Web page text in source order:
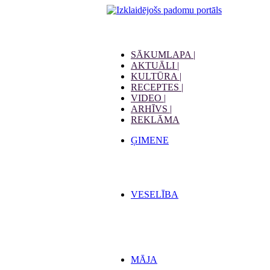
SĀKUMLAPA |
AKTUĀLI |
KULTŪRA |
RECEPTES |
VIDEO |
ARHĪVS |
REKLĀMA
ĢIMENE
VESELĪBA
MĀJA